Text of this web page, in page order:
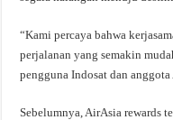
“Kami percaya bahwa
perjalanan yang semakin
pengguna Indosat dan
Sebelumnya, AirAsia rewards